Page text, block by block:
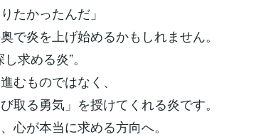
たかったんだ」
で炎を上げ始めるかもしれません。
求める炎”。
むものではなく、
取る勇気」を授けてくれる炎です。
心が本当に求める方向へ。